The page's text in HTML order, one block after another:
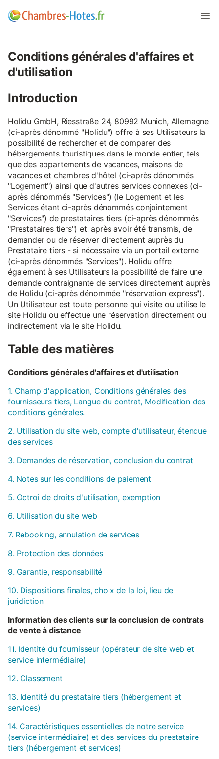
Conditions générales d'affaires et
d'utilisation
Introduction
Holidu GmbH, Riesstraße 24, 80992 Munich, Allemagne
(ci-après dénommé "Holidu") offre à ses Utilisateurs la
possibilité de rechercher et de comparer des
hébergements touristiques dans le monde entier, tels
que des appartements de vacances, maisons de
vacances et chambres d'hôtel (ci-après dénommés
"Logement") ainsi que d'autres services connexes (ci-
après dénommés "Services") (le Logement et les
Services étant ci-après dénommés conjointement
"Services") de prestataires tiers (ci-après dénommés
"Prestataires tiers") et, après avoir été transmis, de
demander ou de réserver directement auprès du
Prestataire tiers - si nécessaire via un portail externe
(ci-après dénommés "Services"). Holidu offre
également à ses Utilisateurs la possibilité de faire une
demande contraignante de services directement auprès
de Holidu (ci-après dénommée "réservation express").
Un Utilisateur est toute personne qui visite ou utilise le
site Holidu ou effectue une réservation directement ou
indirectement via le site Holidu.
Table des matières
Conditions générales d'affaires et d'utilisation
1. Champ d'application, Conditions générales des
fournisseurs tiers, Langue du contrat, Modification des
conditions générales.
2. Utilisation du site web, compte d'utilisateur, étendue
des services
3. Demandes de réservation, conclusion du contrat
4. Notes sur les conditions de paiement
5. Octroi de droits d'utilisation, exemption
6. Utilisation du site web
7. Rebooking, annulation de services
8. Protection des données
9. Garantie, responsabilité
10. Dispositions finales, choix de la loi, lieu de
juridiction
Information des clients sur la conclusion de contrats
de vente à distance
11. Identité du fournisseur (opérateur de site web et
service intermédiaire)
12. Classement
13. Identité du prestataire tiers (hébergement et
services)
14. Caractéristiques essentielles de notre service
(service intermédiaire) et des services du prestataire
tiers (hébergement et services)